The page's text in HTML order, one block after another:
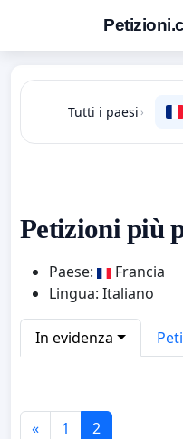
Tutti i paesi ›
Petizioni più
Paese:
Francia
Lingua: Italiano
In evidenza
« 1 2